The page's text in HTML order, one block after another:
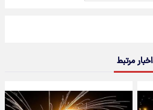
اخبار مرتبط